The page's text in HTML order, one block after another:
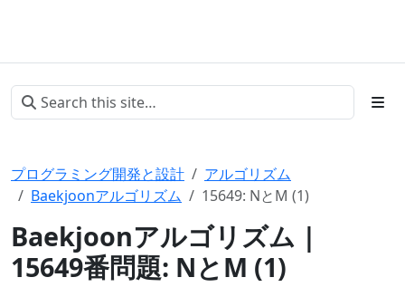
プログラミング開発と設計
アルゴリズム
Baekjoonアルゴリズム
15649: NとM (1)
Baekjoonアルゴリズム |
15649番問題: NとM (1)